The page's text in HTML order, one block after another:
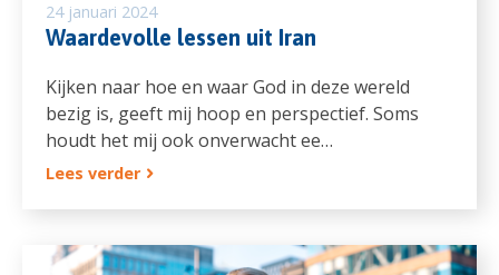
24 januari 2024
Waardevolle lessen uit Iran
Kijken naar hoe en waar God in deze wereld
bezig is, geeft mij hoop en perspectief. Soms
houdt het mij ook onverwacht ee…
Lees verder